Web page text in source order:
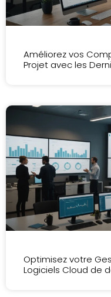
Améliorez vos
Projet avec les
Optimisez votre
Logiciels Cloud de